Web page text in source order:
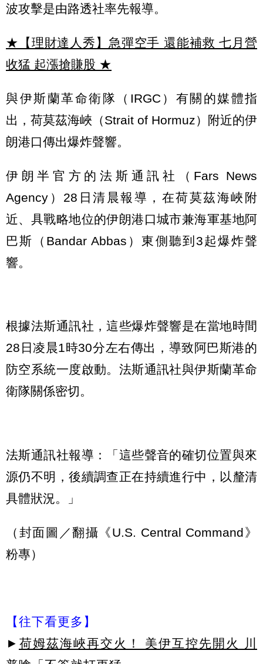
波攻擊是由路透社率先報導。
★【理財達人秀】急彈空手 還能補救 七月營
收猛 起漲搶賺股 ★
與伊斯蘭革命衛隊（IRGC）有關的媒體指
出，荷莫茲海峽（Strait of Hormuz）附近的伊
朗港口傳出爆炸聲響。
伊朗半官方的法斯通訊社（Fars News
Agency）28日清晨報導，在荷莫茲海峽附
近、具戰略地位的伊朗港口城市兼海軍基地阿
巴斯（Bandar Abbas）東側聽到3起爆炸聲
響。
根據法斯通訊社，這些爆炸聲響是在當地時間
28日凌晨1時30分左右傳出，導致阿巴斯港的
防空系統一度啟動。法斯通訊社與伊斯蘭革命
衛隊關係密切。
法斯通訊社報導：「這些聲音的確切位置與來
源仍不明，後續調查正在持續進行中，以釐清
具體狀況。」
（封面圖／翻攝《U.S. Central Command》
粉專）
【往下看更多】
► 荷姆茲海峽再交火！ 美伊互控先開火 川